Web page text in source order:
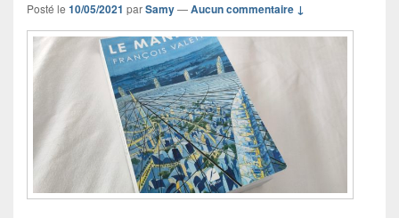
Posté le 10/05/2021 parSamy—Aucun commentaire ↓